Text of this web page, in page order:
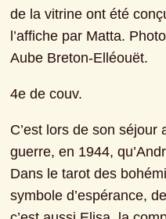
de la vitrine ont été
l’affiche par Matta.
Aube Breton-Elléouët.
4e de couv.
C’est lors de son séjour
guerre, en 1944,
Dans le tarot des
symbole d’espérance,